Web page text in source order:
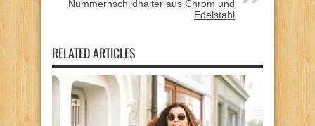
Nummernschildhalter aus Chrom und
Edelstahl
RELATED ARTICLES